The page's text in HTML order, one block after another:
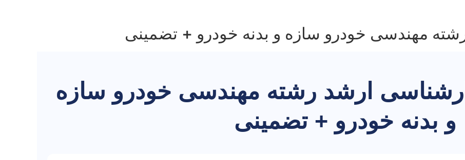
رشته مهندسی خودرو سازه و بدنه خودرو + تضمینی
کارشناسی ارشد رشته مهندسی خودرو سازه
و بدنه خودرو + تضمینی